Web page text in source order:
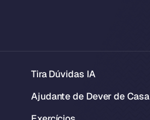
Tira Dúvidas IA
Ajudante de Dever de Casa